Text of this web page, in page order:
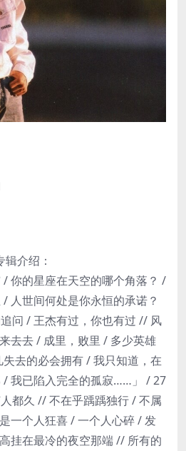
介绍：
你的星座在天空的哪个角落？ /
人世间何处是你永恒的承诺？
问 / 王杰有过，你也有过 // 风
去去 / 成里，败里 / 多少英雄
去的必会拥有 / 我只知道，在
/ 我已陷入完全的孤寂……」 / 27
都久 // 不在乎踽踽独行 / 不属
一个人狂喜 / 一个人心碎 / 发
挂在最冷的夜空那端 // 所有的